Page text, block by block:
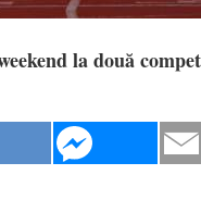
la două